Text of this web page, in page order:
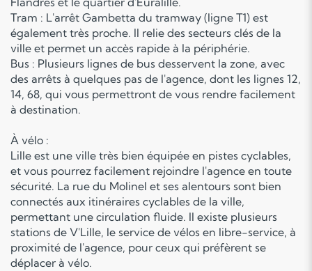
Tram : L'arrêt Gambetta du tramway (ligne T1) est
également très proche. Il relie des secteurs clés de la
ville et permet un accès rapide à la périphérie.
Bus : Plusieurs lignes de bus desservent la zone, avec
des arrêts à quelques pas de l'agence, dont les lignes 12,
14, 68, qui vous permettront de vous rendre facilement
à destination.
À vélo :
Lille est une ville très bien équipée en pistes cyclables,
et vous pourrez facilement rejoindre l'agence en toute
sécurité. La rue du Molinel et ses alentours sont bien
connectés aux itinéraires cyclables de la ville,
permettant une circulation fluide. Il existe plusieurs
stations de V'Lille, le service de vélos en libre-service, à
proximité de l'agence, pour ceux qui préfèrent se
déplacer à vélo.